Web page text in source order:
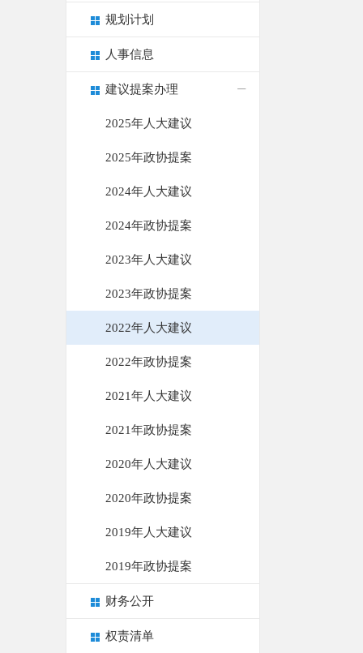
规划计划
人事信息
建议提案办理
2025年人大建议
2025年政协提案
2024年人大建议
2024年政协提案
2023年人大建议
2023年政协提案
2022年人大建议
2022年政协提案
2021年人大建议
2021年政协提案
2020年人大建议
2020年政协提案
2019年人大建议
2019年政协提案
财务公开
权责清单